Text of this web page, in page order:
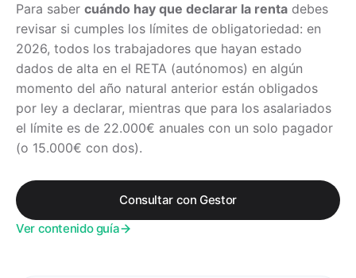
Para saber cuándo hay que declarar la renta debes
revisar si cumples los límites de obligatoriedad: en
2026, todos los trabajadores que hayan estado
dados de alta en el RETA (autónomos) en algún
momento del año natural anterior están obligados
por ley a declarar, mientras que para los asalariados
el límite es de 22.000€ anuales con un solo pagador
(o 15.000€ con dos).
Consultar con Gestor
Ver contenido guía